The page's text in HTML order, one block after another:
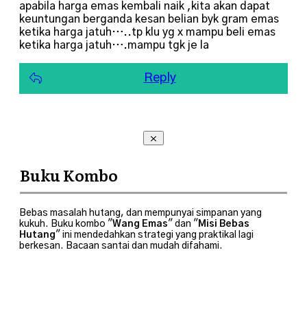
apabila harga emas kembali naik ,kita akan dapat
keuntungan berganda kesan belian byk gram emas
ketika harga jatuh…..tp klu yg x mampu beli emas
ketika harga jatuh….mampu tgk je la
Reply
Buku Kombo
Bebas masalah hutang, dan mempunyai simpanan yang
kukuh. Buku kombo "Wang Emas" dan " Misi Bebas
Hutang" ini mendedahkan strategi yang praktikal lagi
berkesan. Bacaan santai dan mudah difahami.